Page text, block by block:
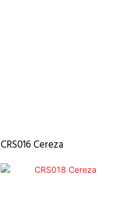
CRS016 Cereza